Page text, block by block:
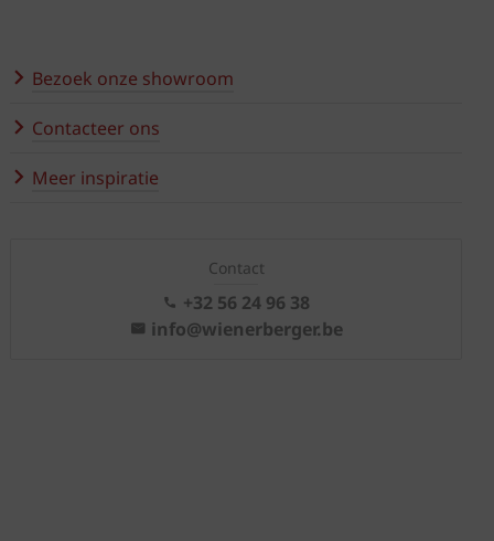
Bezoek onze showroom
Contacteer ons
Meer inspiratie
Contact
+32 56 24 96 38
info@wienerberger.be